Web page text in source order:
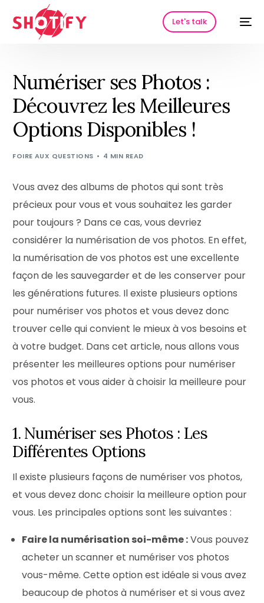
Let's talk
Numériser ses Photos :
Découvrez les Meilleures
Options Disponibles !
FOIRE AUX QUESTIONS 4 MIN READ
Vous avez des albums de photos qui sont très
précieux pour vous et vous souhaitez les garder
pour toujours ? Dans ce cas, vous devriez
considérer la numérisation de vos photos. En effet,
la numérisation de vos photos est une excellente
façon de les sauvegarder et de les conserver pour
les générations futures. Il existe plusieurs options
pour numériser vos photos et vous devez donc
trouver celle qui convient le mieux à vos besoins et
à votre budget. Dans cet article, nous allons vous
présenter les meilleures options pour numériser
vos photos et vous aider à choisir la meilleure pour
vous.
1. Numériser ses Photos : Les
Différentes Options
Il existe plusieurs façons de numériser vos photos,
et vous devez donc choisir la meilleure option pour
vous. Les principales options sont les suivantes :
Faire la numérisation soi-même :Vous pouvez
acheter un scanner et numériser vos photos
vous-même. Cette option est idéale si vous avez
beaucoup de photos à numériser et si vous avez
HOT